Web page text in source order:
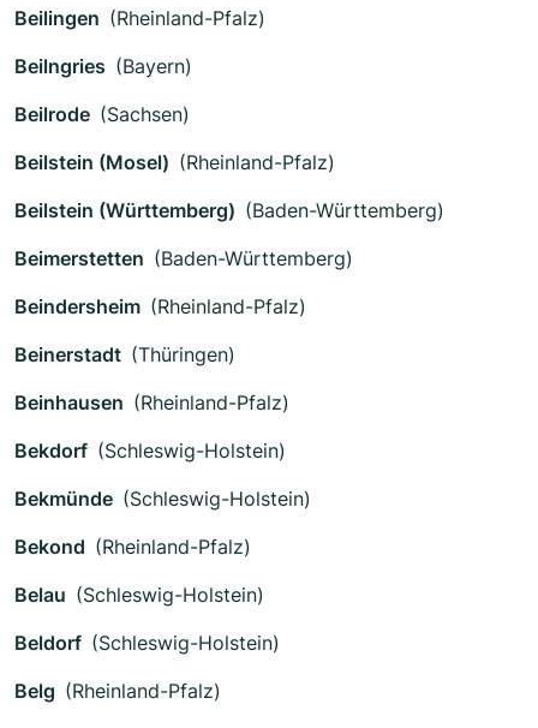
Beilingen (Rheinland-Pfalz)
Beilngries (Bayern)
Beilrode (Sachsen)
Beilstein (Mosel) (Rheinland-Pfalz)
Beilstein (Württemberg) (Baden-Württemberg)
Beimerstetten (Baden-Württemberg)
Beindersheim (Rheinland-Pfalz)
Beinerstadt (Thüringen)
Beinhausen (Rheinland-Pfalz)
Bekdorf (Schleswig-Holstein)
Bekmünde (Schleswig-Holstein)
Bekond (Rheinland-Pfalz)
Belau (Schleswig-Holstein)
Beldorf (Schleswig-Holstein)
Belg (Rheinland-Pfalz)